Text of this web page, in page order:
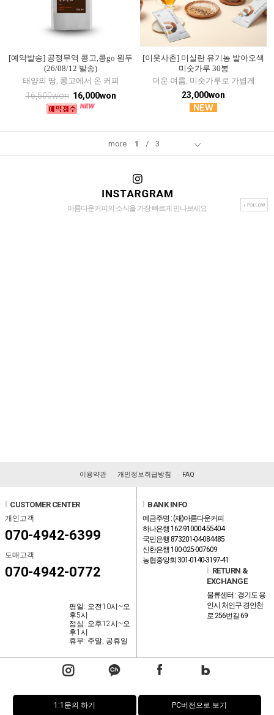
[예약발송] 공정무역 콩고,콩go 원두
(26/08/12 발송)
태양의 땅, 콩고에서 온 커피
16,500won 16,000won
[이웃사촌] 미실란 유기농 발아오색
미숫가루 30봉
더운 여름, 미숫가루로 가볍게
23,000won
more 1 / 3
아름다운커피의 소식을 가장 빠르게 만나보세요
이용약관 개인정보취급방침 FAQ
CUSTOMER CENTER
개인고객
070-4942-6399
도매고객
070-4942-0772
평일: 오전10시~오
후5시
점심: 오후12시~오
후1시
휴무: 주말, 공휴일
BANK INFO
예금주명 : (재)아름다운커피
하나은행 162-910004-55404
국민은행 873201-04-084485
신한은행 100-025-007609
농협중앙회 301-0140-3197-41
RETURN &
EXCHANGE
물류센터 : 경기도 용
인시 처인구 경안천
로 256번길 69
1:1문의 하기 PC버전으로 보기